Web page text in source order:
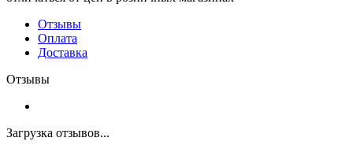
Отзывы
Оплата
Доставка
Отзывы
Загрузка отзывов...